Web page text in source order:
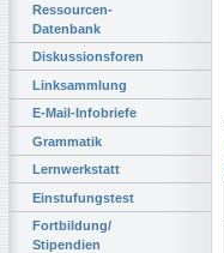
Ressourcen-
Datenbank
Diskussionsforen
Linksammlung
E-Mail-Infobriefe
Grammatik
Lernwerkstatt
Einstufungstest
Fortbildung/
Stipendien